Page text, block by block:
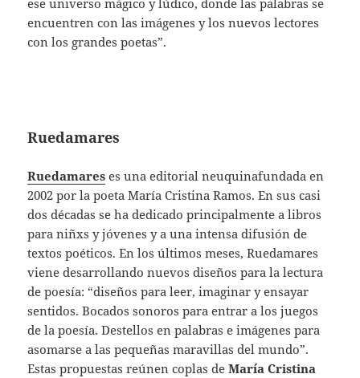
ese universo mágico y lúdico, donde las palabras se
encuentren con las imágenes y los nuevos lectores
con los grandes poetas”.
Ruedamares
Ruedamares es una editorial neuquinafundada en
2002 por la poeta María Cristina Ramos. En sus casi
dos décadas se ha dedicado principalmente a libros
para niñxs y jóvenes y a una intensa difusión de
textos poéticos. En los últimos meses, Ruedamares
viene desarrollando nuevos diseños para la lectura
de poesía: “diseños para leer, imaginar y ensayar
sentidos. Bocados sonoros para entrar a los juegos
de la poesía. Destellos en palabras e imágenes para
asomarse a las pequeñas maravillas del mundo”.
Estas propuestas reúnen coplas deMaría Cristina